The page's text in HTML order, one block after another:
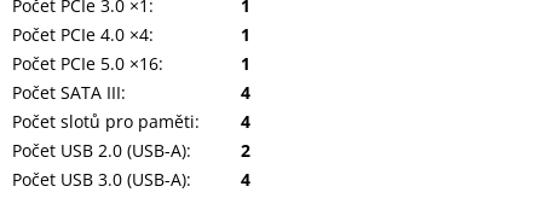
Počet PCIe 3.0 ×1 :
1
Počet PCIe 4.0 ×4:
1
Počet PCIe 5.0 ×16:
1
Počet SATA III:
4
Počet slotů pro paměti:
4
Počet USB 2.0 (USB-A):
2
Počet USB 3.0 (USB-A):
4